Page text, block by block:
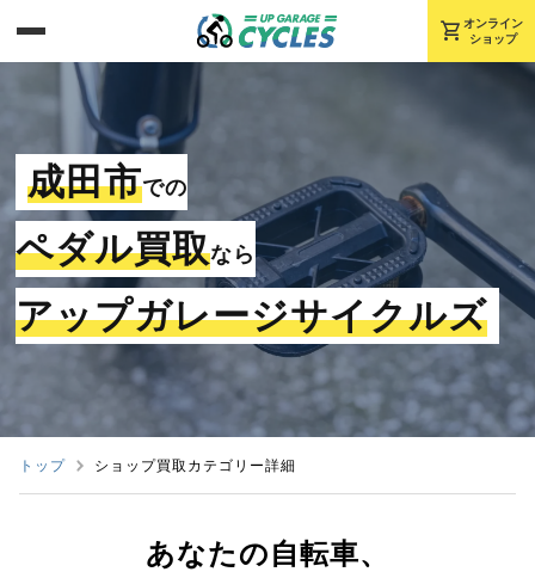
shopping_cart オンライン
ショップ
成田市での
ペダル買取なら
アップガレージサイクルズ
トップ ショップ買取カテゴリー詳細
あなたの自転車、